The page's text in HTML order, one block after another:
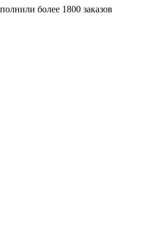
более 1800 заказов